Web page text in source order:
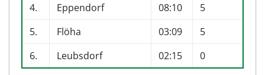
4.
Eppendorf 08:10
5
5.
Flöha 03:09
5
6.
Leubsdorf 02:15 0